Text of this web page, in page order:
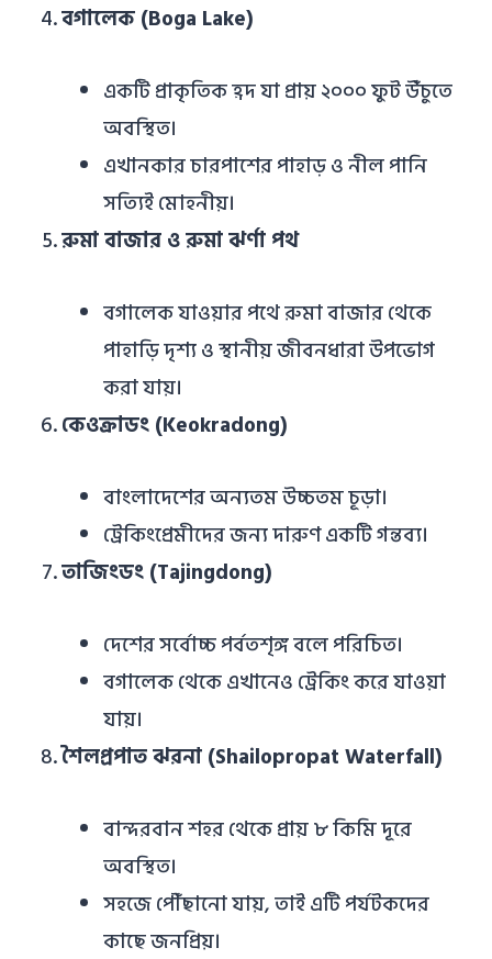
বগালেক (Boga Lake)
একটি প্রাকৃতিক হ্রদ যা প্রায় ২০০০ ফুট উঁচুতে
অবস্থিত।
এখানকার চারপাশের পাহাড় ও নীল পানি
সত্যিই মোহনীয়।
রুমা বাজার ও রুমা ঝর্ণা পথ
বগালেক যাওয়ার পথে রুমা বাজার থেকে
পাহাড়ি দৃশ্য ও স্থানীয় জীবনধারা উপভোগ
করা যায়।
কেওক্রাডং (Keokradong)
বাংলাদেশের অন্যতম উচ্চতম চূড়া।
ট্রেকিংপ্রেমীদের জন্য দারুণ একটি গন্তব্য।
তাজিংডং (Tajingdong)
দেশের সর্বোচ্চ পর্বতশৃঙ্গ বলে পরিচিত।
বগালেক থেকে এখানেও ট্রেকিং করে যাওয়া
যায়।
শৈলপ্রপাত ঝরনা (Shailopropat Waterfall)
বান্দরবান শহর থেকে প্রায় ৮ কিমি দূরে
অবস্থিত।
সহজে পৌঁছানো যায়, তাই এটি পর্যটকদের
কাছে জনপ্রিয়।